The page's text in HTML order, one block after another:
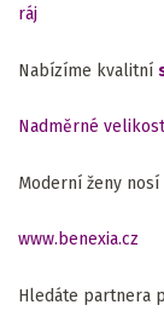
ráj
Nabízíme kvalitní
Nadměrné
Moderní ženy
www.benexia.cz
Hledáte partnera